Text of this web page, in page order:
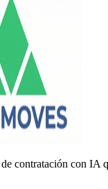
contratación con IA